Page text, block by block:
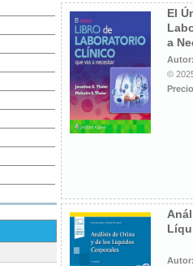
El
a
©